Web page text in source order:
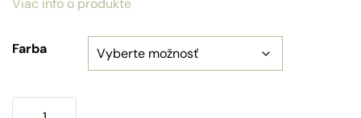
Farba